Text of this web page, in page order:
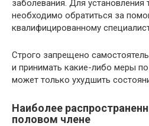
заболевания. Для установления
необходимо обратиться за
квалифицированному
Строго запрещено
и принимать какие-либо меры
может только ухудшить
Наиболее
половом члене